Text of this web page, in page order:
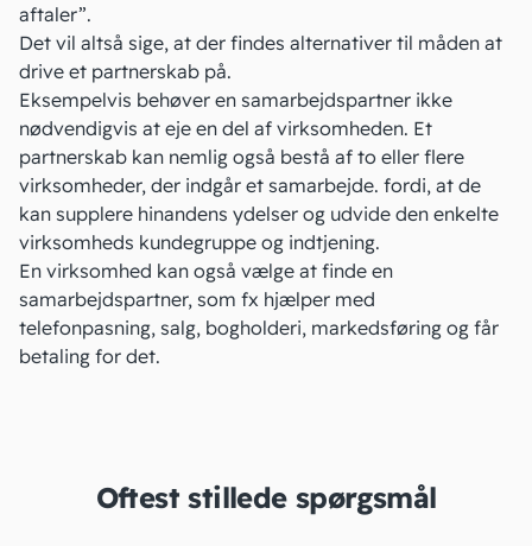
aftaler”.
Det vil altså sige, at der findes alternativer til måden at
drive et partnerskab på.
Eksempelvis behøver en samarbejdspartner ikke
nødvendigvis at eje en del af virksomheden. Et
partnerskab kan nemlig også bestå af to eller flere
virksomheder, der indgår et samarbejde. fordi, at de
kan supplere hinandens ydelser og udvide den enkelte
virksomheds kundegruppe og indtjening.
En virksomhed kan også vælge at finde en
samarbejdspartner, som fx hjælper med
telefonpasning, salg, bogholderi, markedsføring og får
betaling for det.
Oftest stillede spørgsmål